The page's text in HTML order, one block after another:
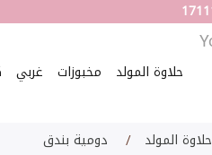
حلاوة المولد مخبوزات غربي
حلاوة المولد دومية بندق